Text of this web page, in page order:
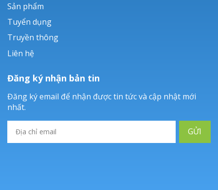
Sản phẩm
Tuyển dụng
Truyền thông
Liên hệ
Đăng ký nhận bản tin
Đăng ký email để nhận được tin tức và cập nhật mới
nhất.
GỬI